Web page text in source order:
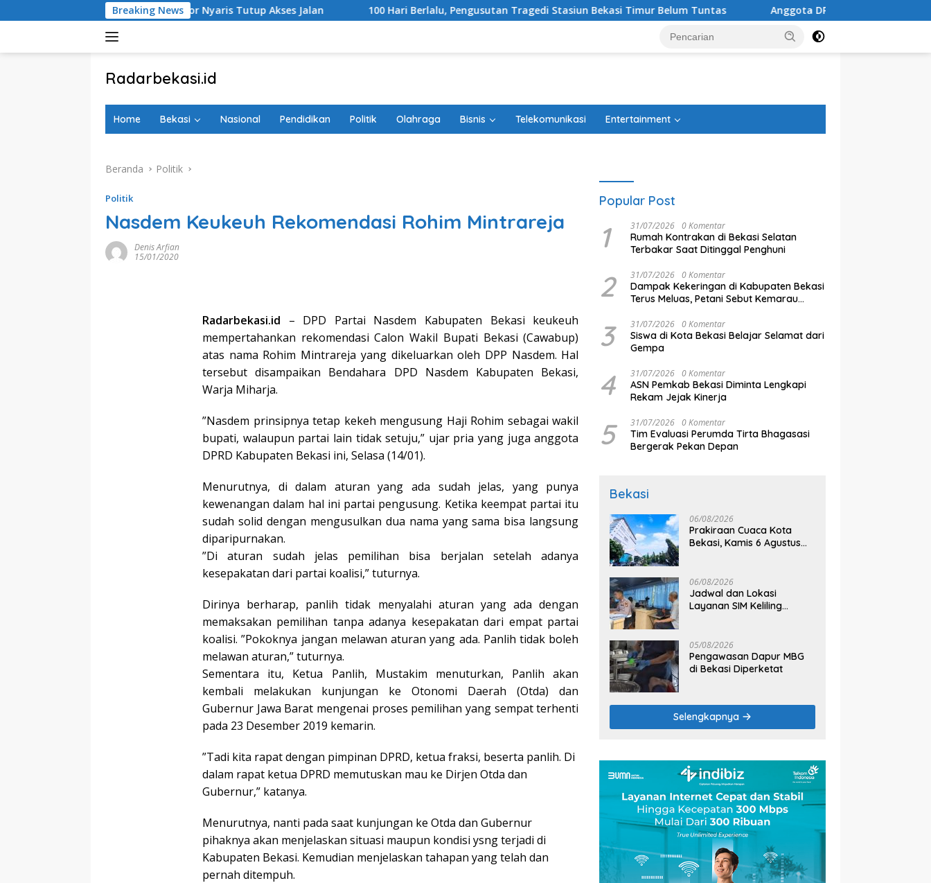
ke
Breaking News
Longsor Nyaris Tutup Akses Jalan 100 Hari Berlalu, Pengusutan Tragedi Stasiun Bekasi Timur Belum Tuntas Anggota DPRD Kota Bekasi Suryo Harjo Nilai Regulasi
Radarbekasi.id
Bekasi
Home Bekasi Nasional Pendidikan Politik Olahraga Bisnis Telekomunikasi Entertainment
Beranda Politik
Politik
Nasdem Keukeuh Rekomendasi Rohim Mintrareja
Denis Arfian
15/01/2020
Radarbekasi.id – DPD Partai Nasdem Kabupaten Bekasi keukeuh
mempertahankan rekomendasi Calon Wakil Bupati Bekasi (Cawabup)
atas nama Rohim Mintrareja yang dikeluarkan oleh DPP Nasdem. Hal
tersebut disampaikan Bendahara DPD Nasdem Kabupaten Bekasi,
Warja Miharja.
”Nasdem prinsipnya tetap kekeh mengusung Haji Rohim sebagai wakil
bupati, walaupun partai lain tidak setuju,” ujar pria yang juga anggota
DPRD Kabupaten Bekasi ini, Selasa (14/01).
Menurutnya, di dalam aturan yang ada sudah jelas, yang punya
kewenangan dalam hal ini partai pengusung. Ketika keempat partai itu
sudah solid dengan mengusulkan dua nama yang sama bisa langsung
diparipurnakan.
”Di aturan sudah jelas pemilihan bisa berjalan setelah adanya
kesepakatan dari partai koalisi,” tuturnya.
Dirinya berharap, panlih tidak menyalahi aturan yang ada dengan
memaksakan pemilihan tanpa adanya kesepakatan dari empat partai
koalisi. ”Pokoknya jangan melawan aturan yang ada. Panlih tidak boleh
melawan aturan,” tuturnya.
Sementara itu, Ketua Panlih, Mustakim menuturkan, Panlih akan
kembali melakukan kunjungan ke Otonomi Daerah (Otda) dan
Gubernur Jawa Barat mengenai proses pemilihan yang sempat terhenti
pada 23 Desember 2019 kemarin.
”Tadi kita rapat dengan pimpinan DPRD, ketua fraksi, beserta panlih. Di
dalam rapat ketua DPRD memutuskan mau ke Dirjen Otda dan
Gubernur,” katanya.
Menurutnya, nanti pada saat kunjungan ke Otda dan Gubernur
pihaknya akan menjelaskan situasi maupun kondisi ysng terjadi di
Kabupaten Bekasi. Kemudian menjelaskan tahapan yang telah dan
pernah ditempuh.
Popular Post
1 31/07/2026 0 Komentar
Rumah Kontrakan di Bekasi Selatan
Terbakar Saat Ditinggal Penghuni
2 31/07/2026 0 Komentar
Dampak Kekeringan di Kabupaten Bekasi
Terus Meluas, Petani Sebut Kemarau
3 31/07/2026 0 Komentar
Siswa di Kota Bekasi Belajar Selamat dari
Gempa
4 31/07/2026 0 Komentar
ASN Pemkab Bekasi Diminta Lengkapi
Rekam Jejak Kinerja
5 31/07/2026 0 Komentar
Tim Evaluasi Perumda Tirta Bhagasasi
Bergerak Pekan Depan
Bekasi
06/08/2026
Prakiraan Cuaca Kota
Bekasi, Kamis 6 Agustus
06/08/2026
Jadwal dan Lokasi
Layanan SIM Keliling
05/08/2026
Pengawasan Dapur MBG
di Bekasi Diperketat
Selengkapnya